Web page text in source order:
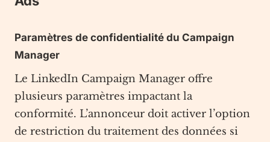
Paramètres de confidentialité du Campaign
Manager
Le LinkedIn Campaign Manager offre
plusieurs paramètres impactant la
conformité. L’annonceur doit activer l’option
de restriction du traitement des données si